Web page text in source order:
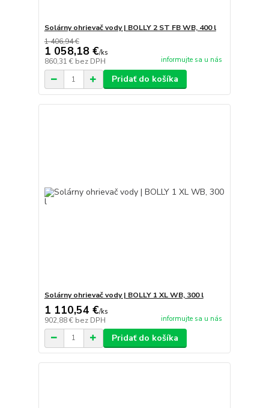
Solárny ohrievač vody | BOLLY 2 ST FB WB, 400 l
1 406,94 €
1 058,18 €/ks
860,31 € bez DPH informujte sa u nás
Pridať do košíka
Solárny ohrievač vody | BOLLY 1 XL WB, 300 l
1 110,54 €/ks
902,88 € bez DPH informujte sa u nás
Pridať do košíka